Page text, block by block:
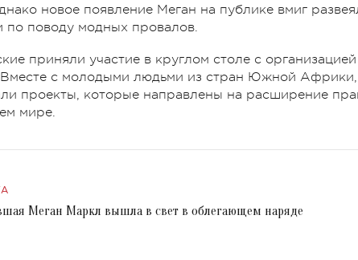
новое появление Меган на публике вмиг
по поводу модных провалов.
приняли участие в круглом столе с
с молодыми людьми из стран Южной
проекты, которые направлены на расширение
мире.
Меган Маркл вышла в свет в облегающем наряде